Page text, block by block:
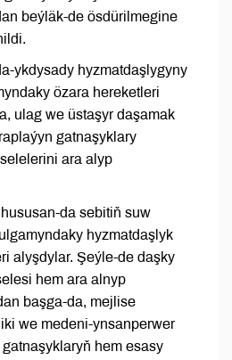
beýläk-de ösdürilmegine
ykdysady hyzmatdaşlygyny
özara hereketleri
ulag we üstaşyr daşamak
gatnaşyklary
ara alyp
da sebitiň suw
hyzmatdaşlyk
alyşdylar. Şeýle-de daşky
hem ara alnyp
başga-da, mejlise
we medeni-ynsanperwer
hem esasy